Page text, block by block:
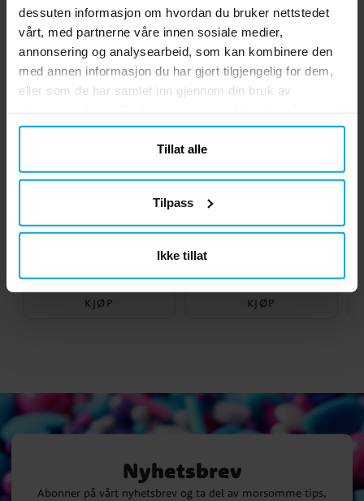
dessuten informasjon om hvordan du bruker nettstedet
vårt, med partnerne våre innen sosiale medier,
annonsering og analysearbeid, som kan kombinere den
med annen informasjon du har gjort tilgjengelig for dem,
eller som de har samlet inn gjennom din bruk av
helst.
Tillat alle
Tilpass
Ikke tillat
Andre kjøpte også
Super Mario Mario
Nøkkelring
KJØP
Ballonger - Rosa 10 stk.
KJØP
Nyhetsbrev
Abonner på vårt nyhetsbrev og ta del av morsomme tips,